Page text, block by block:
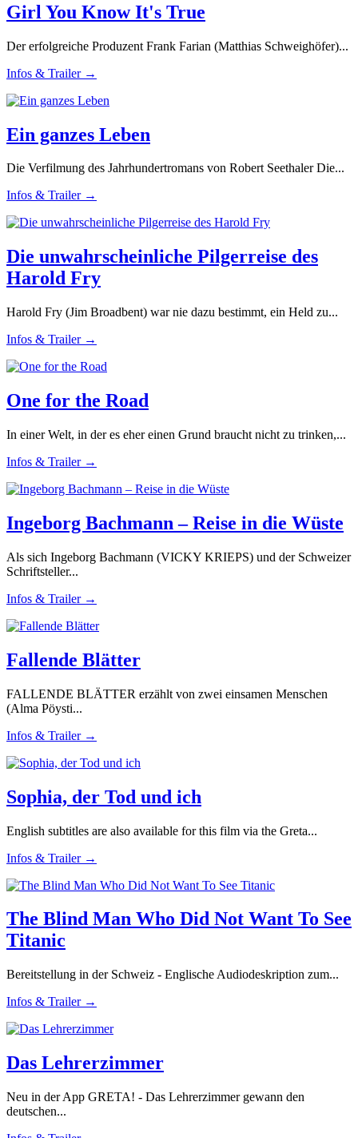
Girl You Know It's True
Der erfolgreiche Produzent Frank Farian (Matthias Schweighöfer)...
Infos & Trailer →
Ein ganzes Leben
Die Verfilmung des Jahrhundertromans von Robert Seethaler Die...
Infos & Trailer →
Die unwahrscheinliche Pilgerreise des
Harold Fry
Harold Fry (Jim Broadbent) war nie dazu bestimmt, ein Held zu...
Infos & Trailer →
One for the Road
In einer Welt, in der es eher einen Grund braucht nicht zu trinken,...
Infos & Trailer →
Ingeborg Bachmann – Reise in die Wüste
Als sich Ingeborg Bachmann (VICKY KRIEPS) und der Schweizer
Schriftsteller...
Infos & Trailer →
Fallende Blätter
FALLENDE BLÄTTER erzählt von zwei einsamen Menschen
(Alma Pöysti...
Infos & Trailer →
Sophia, der Tod und ich
English subtitles are also available for this film via the Greta...
Infos & Trailer →
The Blind Man Who Did Not Want To See
Titanic
Bereitstellung in der Schweiz - Englische Audiodeskription zum...
Infos & Trailer →
Das Lehrerzimmer
Neu in der App GRETA! - Das Lehrerzimmer gewann den
deutschen...